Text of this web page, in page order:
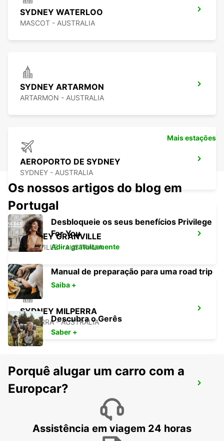
SYDNEY WATERLOO
MASCOT - AUSTRALIA
SYDNEY ARTARMON
ARTARMON - AUSTRALIA
AEROPORTO DE SYDNEY
SYDNEY - AUSTRALIA
SYDNEY GRANVILLE
GRANVILLE - AUSTRALIA
SYDNEY MILPERRA
MILPERRA - AUSTRALIA
SYDNEY CAMPBELLTOWN
CAMPBELLTOWN - AUSTRALIA
Mais estações
Os nossos artigos do blog em
Portugal
Desbloqueie os seus benefícios Privilege
For You
Adira gratuitamente
Manual de preparação para uma road trip
Saiba +
Descubra o Gerês
Saber +
Porquê alugar um carro com a
Europcar?
Assistência em viagem 24 horas